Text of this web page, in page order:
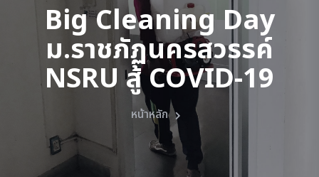
Big Cleaning Day
ม.ราชภัฏนครสวรรค์
NSRU สู้ COVID-19
หน้าหลัก